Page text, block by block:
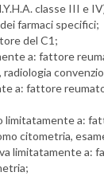
classe III e
farmaci specifici;
del C1;
a: fattore
radiologia
a: fattore
a:
citometria,
limitatamente a: